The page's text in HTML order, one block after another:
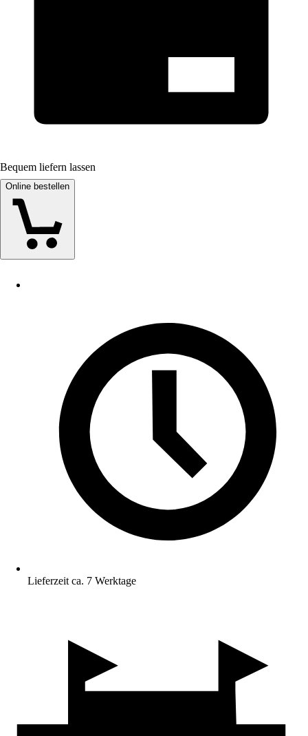
Bequem liefern lassen
Online bestellen
Lieferzeit ca. 7 Werktage